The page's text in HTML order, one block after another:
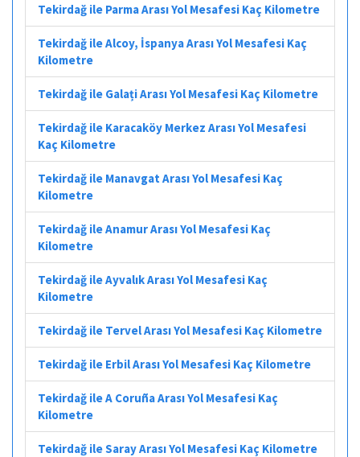
Tekirdağ ile Parma Arası Yol Mesafesi Kaç Kilometre
Tekirdağ ile Alcoy, İspanya Arası Yol Mesafesi Kaç
Kilometre
Tekirdağ ile Galați Arası Yol Mesafesi Kaç Kilometre
Tekirdağ ile Karacaköy Merkez Arası Yol Mesafesi
Kaç Kilometre
Tekirdağ ile Manavgat Arası Yol Mesafesi Kaç
Kilometre
Tekirdağ ile Anamur Arası Yol Mesafesi Kaç
Kilometre
Tekirdağ ile Ayvalık Arası Yol Mesafesi Kaç
Kilometre
Tekirdağ ile Tervel Arası Yol Mesafesi Kaç Kilometre
Tekirdağ ile Erbil Arası Yol Mesafesi Kaç Kilometre
Tekirdağ ile A Coruña Arası Yol Mesafesi Kaç
Kilometre
Tekirdağ ile Saray Arası Yol Mesafesi Kaç Kilometre